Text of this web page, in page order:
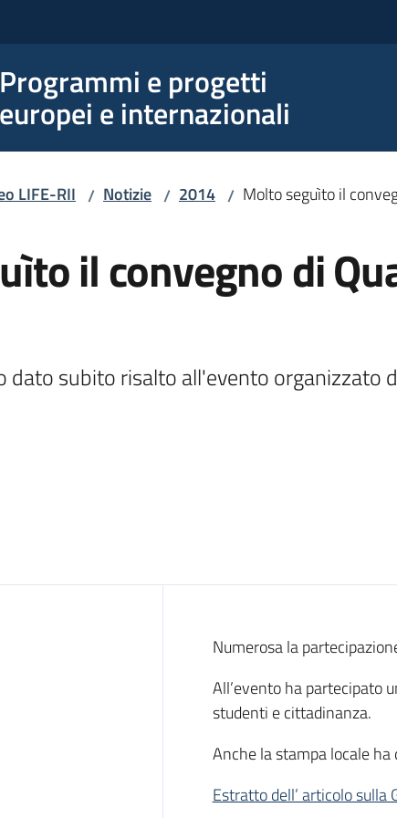
Programmi e progetti
europei e internazionali
LIFE-RII / Notizie / 2014 / Molto seguìto il
il convegno di
dato subito risalto all'evento organizzato
Introduzione
Numerosa la
All’evento ha partecipato
studenti e cittadinanza.
Anche la stampa locale
Estratto dell’ articolo